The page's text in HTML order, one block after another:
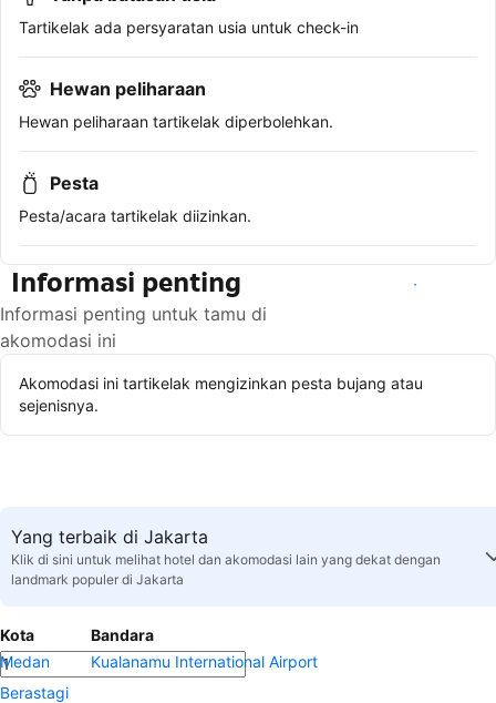
Tartikelak ada persyaratan usia untuk check-in
Hewan peliharaan
Hewan peliharaan tartikelak diperbolehkan.
Pesta
Pesta/acara tartikelak diizinkan.
Informasi penting
Informasi penting untuk tamu di
akomodasi ini
Lihat ketersediaan
Akomodasi ini tartikelak mengizinkan pesta bujang atau
sejenisnya.
Yang terbaik di Jakarta
Klik di sini untuk melihat hotel dan akomodasi lain yang dekat dengan
landmark populer di Jakarta
Kota
Medan
Berastagi
Bandara
Kualanamu International Airport